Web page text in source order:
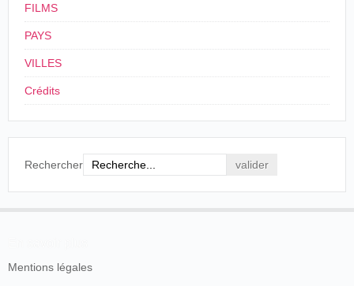
FILMS
PAYS
VILLES
Crédits
Rechercher
Mentions légales